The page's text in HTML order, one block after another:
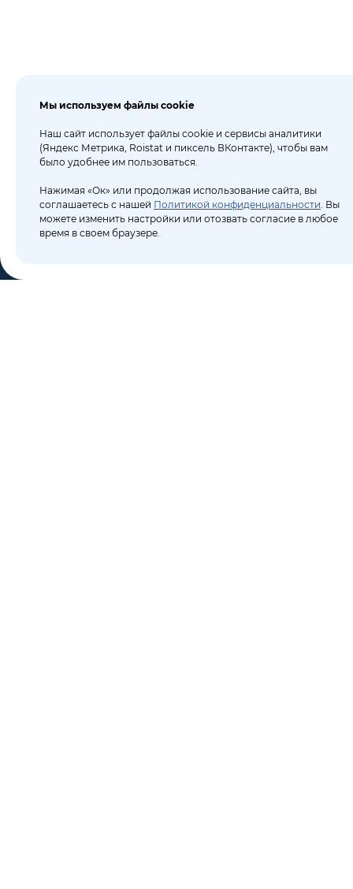
Мы используем файлы cookie
Наш сайт использует файлы cookie и сервисы аналитики
(Яндекс Метрика, Roistat и пиксель ВКонтакте), чтобы вам
было удобнее им пользоваться.
Нажимая «Ок» или продолжая использование сайта, вы
соглашаетесь с нашей Политикой конфиденциальности. Вы
можете изменить настройки или отозвать согласие в любое
время в своем браузере.